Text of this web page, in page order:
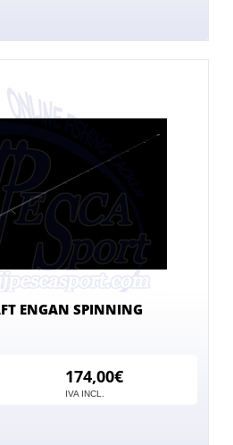
ENGAN SPINNING
174,00€
IVA INCL.